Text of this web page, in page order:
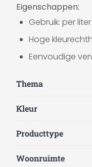
Eigenschappen:
Gebruik: per
Hoge
Eenvoudige
Thema
Kleur
Producttype
Woonruimte